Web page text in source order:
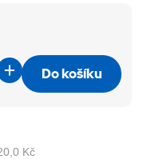
Do košíku
Kč